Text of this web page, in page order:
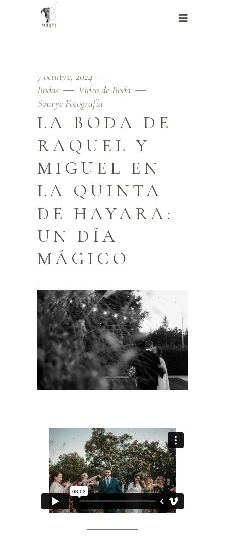
7 octubre, 2024
Bodas
Video de Boda
Sonrye Fotografía
LA BODA DE
RAQUEL Y
MIGUEL EN
LA QUINTA
DE HAYARA:
UN DÍA
MÁGICO